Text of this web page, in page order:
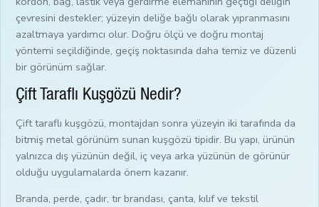
çevresini destekler; yüzeyin deliğe bağlı olarak yıpranmasını
azaltmaya yardımcı olur. Doğru ölçü ve doğru montaj
yöntemi seçildiğinde, geçiş noktasında daha temiz ve düzenli
bir görünüm sağlar.
Çift Taraflı Kuşgözü Nedir?
Çift taraflı kuşgözü, montajdan sonra yüzeyin iki tarafında da
bitmiş metal görünüm sunan kuşgözü tipidir. Bu yapı, ürünün
yalnızca dış yüzünün değil, iç veya arka yüzünün de görünür
olduğu uygulamalarda önem kazanır.
Branda, perde, çadır, tır brandası, çanta, kılıf ve tekstil